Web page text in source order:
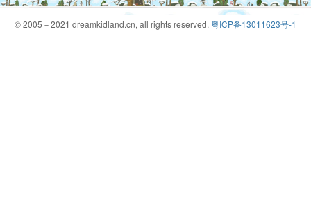
© 2005－2021 dreamkidland.cn, all rights reserved. 粤ICP备13011623号-1